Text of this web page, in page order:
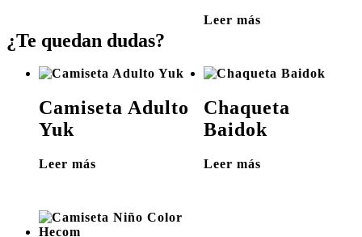
Leer más
Camiseta Adulto
Yuk
Leer más
Chaqueta
Baidok
Leer más
¿Te quedan dudas?